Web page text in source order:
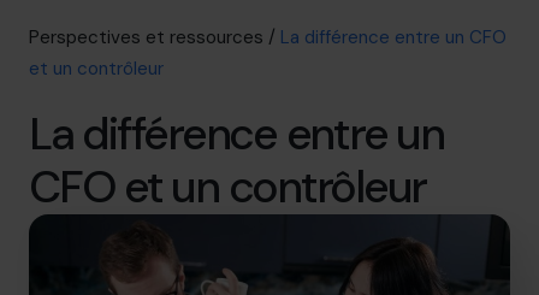
Nos CFO
Réussites
Rejoindre l’Équipe
Réservez une session de découverte
Perspectives et ressources / La différence entre un CFO
et un contrôleur
La différence entre un
CFO et un contrôleur